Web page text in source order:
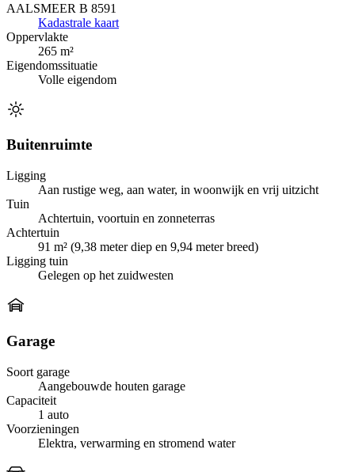
AALSMEER B 8591
Kadastrale kaart
Oppervlakte
265 m²
Eigendomssituatie
Volle eigendom
Buitenruimte
Ligging
Aan rustige weg, aan water, in woonwijk en vrij uitzicht
Tuin
Achtertuin, voortuin en zonneterras
Achtertuin
91 m² (9,38 meter diep en 9,94 meter breed)
Ligging tuin
Gelegen op het zuidwesten
Garage
Soort garage
Aangebouwde houten garage
Capaciteit
1 auto
Voorzieningen
Elektra, verwarming en stromend water